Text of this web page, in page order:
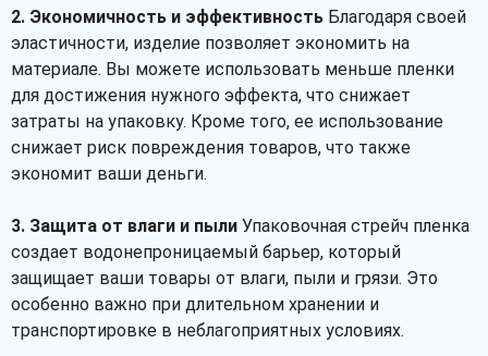
2. Экономичность и эффективность Благодаря своей
эластичности, изделие позволяет экономить на
материале. Вы можете использовать меньше пленки
для достижения нужного эффекта, что снижает
затраты на упаковку. Кроме того, ее использование
снижает риск повреждения товаров, что также
экономит ваши деньги.
3. Защита от влаги и пыли Упаковочная стрейч пленка
создает водонепроницаемый барьер, который
защищает ваши товары от влаги, пыли и грязи. Это
особенно важно при длительном хранении и
транспортировке в неблагоприятных условиях.